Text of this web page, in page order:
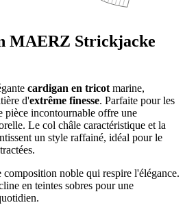
MAERZ Strickjacke
cardigan en tricotmarine,
d'extrême finesse. Parfaite pour les
pièce incontournable offre une
Le col châle caractéristique et la
un style raffainé, idéal pour le
noble qui respire l'élégance.
en teintes sobres pour une